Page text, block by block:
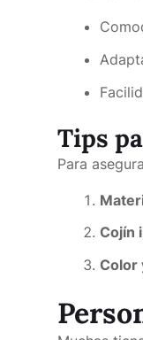
Tips
Para
Cojín
Color